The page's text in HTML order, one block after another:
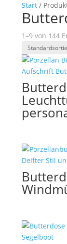
Start/
1–9 von 144